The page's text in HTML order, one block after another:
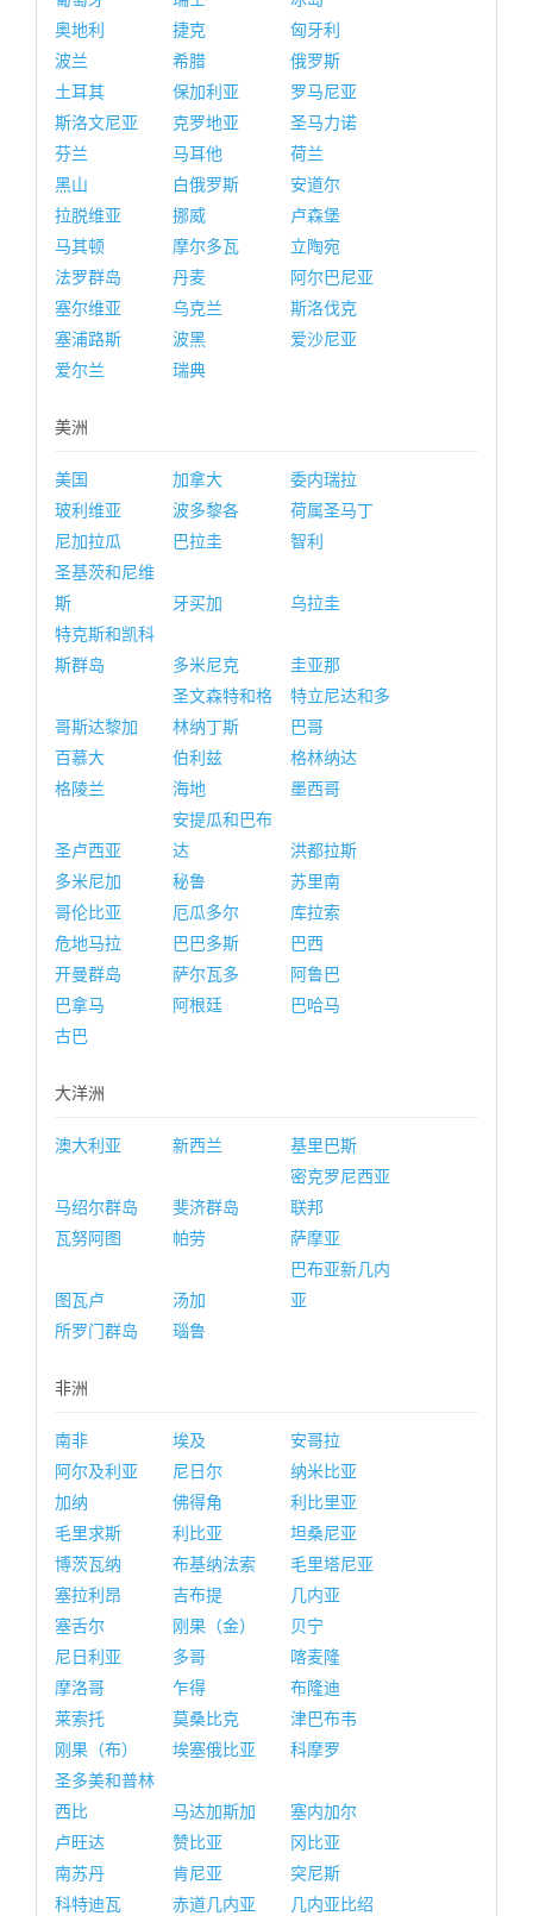
奥地利
捷克
匈牙利
波兰
希腊
俄罗斯
土耳其
保加利亚
罗马尼亚
斯洛文尼亚
克罗地亚
圣马力诺
芬兰
马耳他
荷兰
黑山
白俄罗斯
安道尔
拉脱维亚
挪威
卢森堡
马其顿
摩尔多瓦
立陶宛
法罗群岛
丹麦
阿尔巴尼亚
塞尔维亚
乌克兰
斯洛伐克
塞浦路斯
波黑
爱沙尼亚
爱尔兰
瑞典
美洲
美国 加拿大
委内瑞拉
玻利维亚
波多黎各
荷属圣马丁
尼加拉瓜
巴拉圭
智利
圣基茨和尼维
斯
牙买加
乌拉圭
特克斯和凯科
斯群岛
多米尼克 圭亚那
哥斯达黎加
圣文森特和格
林纳丁斯
特立尼达和多
巴哥
百慕大
伯利兹
格林纳达
格陵兰
海地 墨西哥
圣卢西亚
安提瓜和巴布
达
洪都拉斯
多米尼加
秘鲁
苏里南
哥伦比亚
厄瓜多尔
库拉索
危地马拉
巴巴多斯
巴西
开曼群岛
萨尔瓦多
阿鲁巴
巴拿马
阿根廷
巴哈马
古巴
大洋洲
澳大利亚 新西兰 基里巴斯
马绍尔群岛 斐济群岛
密克罗尼西亚
联邦
瓦努阿图
帕劳 萨摩亚
图瓦卢 汤加
巴布亚新几内
亚
所罗门群岛
瑙鲁
非洲
南非 埃及
安哥拉
阿尔及利亚
尼日尔
纳米比亚
加纳
佛得角
利比里亚
毛里求斯
利比亚
坦桑尼亚
博茨瓦纳
布基纳法索
毛里塔尼亚
塞拉利昂
吉布提
几内亚
塞舌尔
刚果（金）
贝宁
尼日利亚
多哥
喀麦隆
摩洛哥
乍得
布隆迪
莱索托
莫桑比克
津巴布韦
刚果（布）
埃塞俄比亚
科摩罗
圣多美和普林
西比
马达加斯加
塞内加尔
卢旺达
赞比亚
冈比亚
南苏丹
肯尼亚
突尼斯
科特迪瓦
赤道几内亚 几内亚比绍